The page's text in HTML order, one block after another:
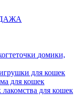
домики,
для кошек
для кошек
лакомства для кошек